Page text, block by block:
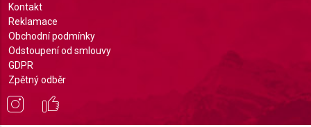
Kontakt
Reklamace
Obchodní podmínky
Odstoupení od smlouvy
GDPR
Zpětný odběr